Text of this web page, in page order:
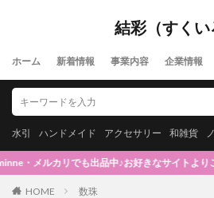
結彩（すくい
ホーム 新着情報 事業内容 企業情報
水引 ハンドメイド アクセサリー 和雑貨
メルカリでも出品中♪お好きなサイトよりご
HOME 数珠